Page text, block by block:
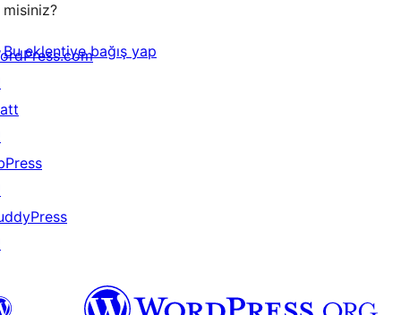
misiniz?
Bu eklentiye bağış yap